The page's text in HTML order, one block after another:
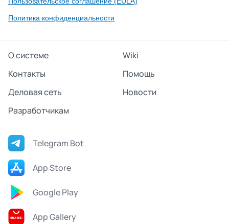
Политика конфиденциальности
О системе
Wiki
Контакты
Помощь
Деловая сеть
Новости
Разработчикам
Telegram Bot
App Store
Google Play
App Gallery